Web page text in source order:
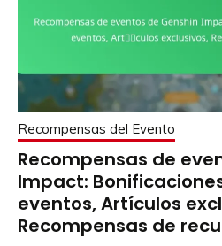
Recompensas del Evento
Recompensas de
Impact:
eventos, Artículos
Recompensas de